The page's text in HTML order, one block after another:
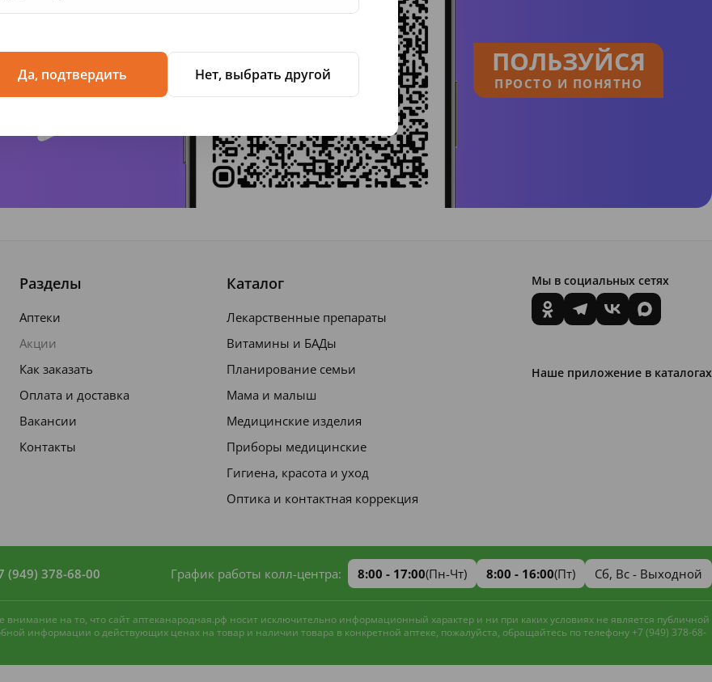
Да, подтвердить Нет, выбрать другой ПОЛЬЗУЙСЯ
ПРОСТО И ПОНЯТНО
Разделы
Аптеки
Акции
Как заказать
Оплата и доставка
Вакансии
Контакты
Каталог
Лекарственные препараты
Витамины и БАДы
Планирование семьи
Мама и малыш
Медицинские изделия
Приборы медицинские
Гигиена, красота и уход
Оптика и контактная коррекция
Мы в социальных сетях
Наше приложение в каталогах
(949) 378-68-00 График работы колл-центра: 8:00 - 17:00(Пн-Чт) 8:00 - 16:00(Пт) Сб, Вс - Выходной
на то, что сайт аптеканародная.рф носит исключительно информационный характер и ни при каких условиях не является публичной
информации о действующих ценах на товар и наличии товара в конкретной аптеке, пожалуйста, обращайтесь по телефону +7 (949) 378-68-
Наш сайт использует файлы cookie и